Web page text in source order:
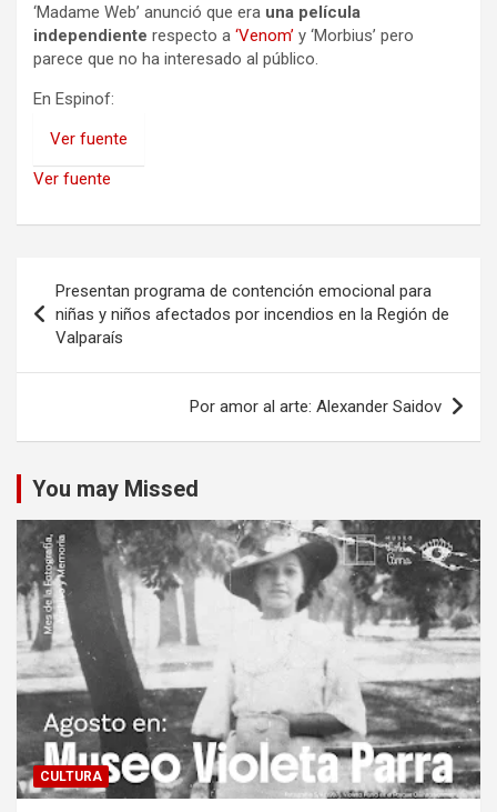
‘Madame Web’ anunció que era una película
independiente respecto a ‘Venom’ y ‘Morbius’ pero
parece que no ha interesado al público.
En Espinof:
Ver fuente
Ver fuente
de
entradas
Presentan programa de contención emocional para
niñas y niños afectados por incendios en la Región de
Valparaís
Por amor al arte: Alexander Saidov
You may Missed
CULTURA